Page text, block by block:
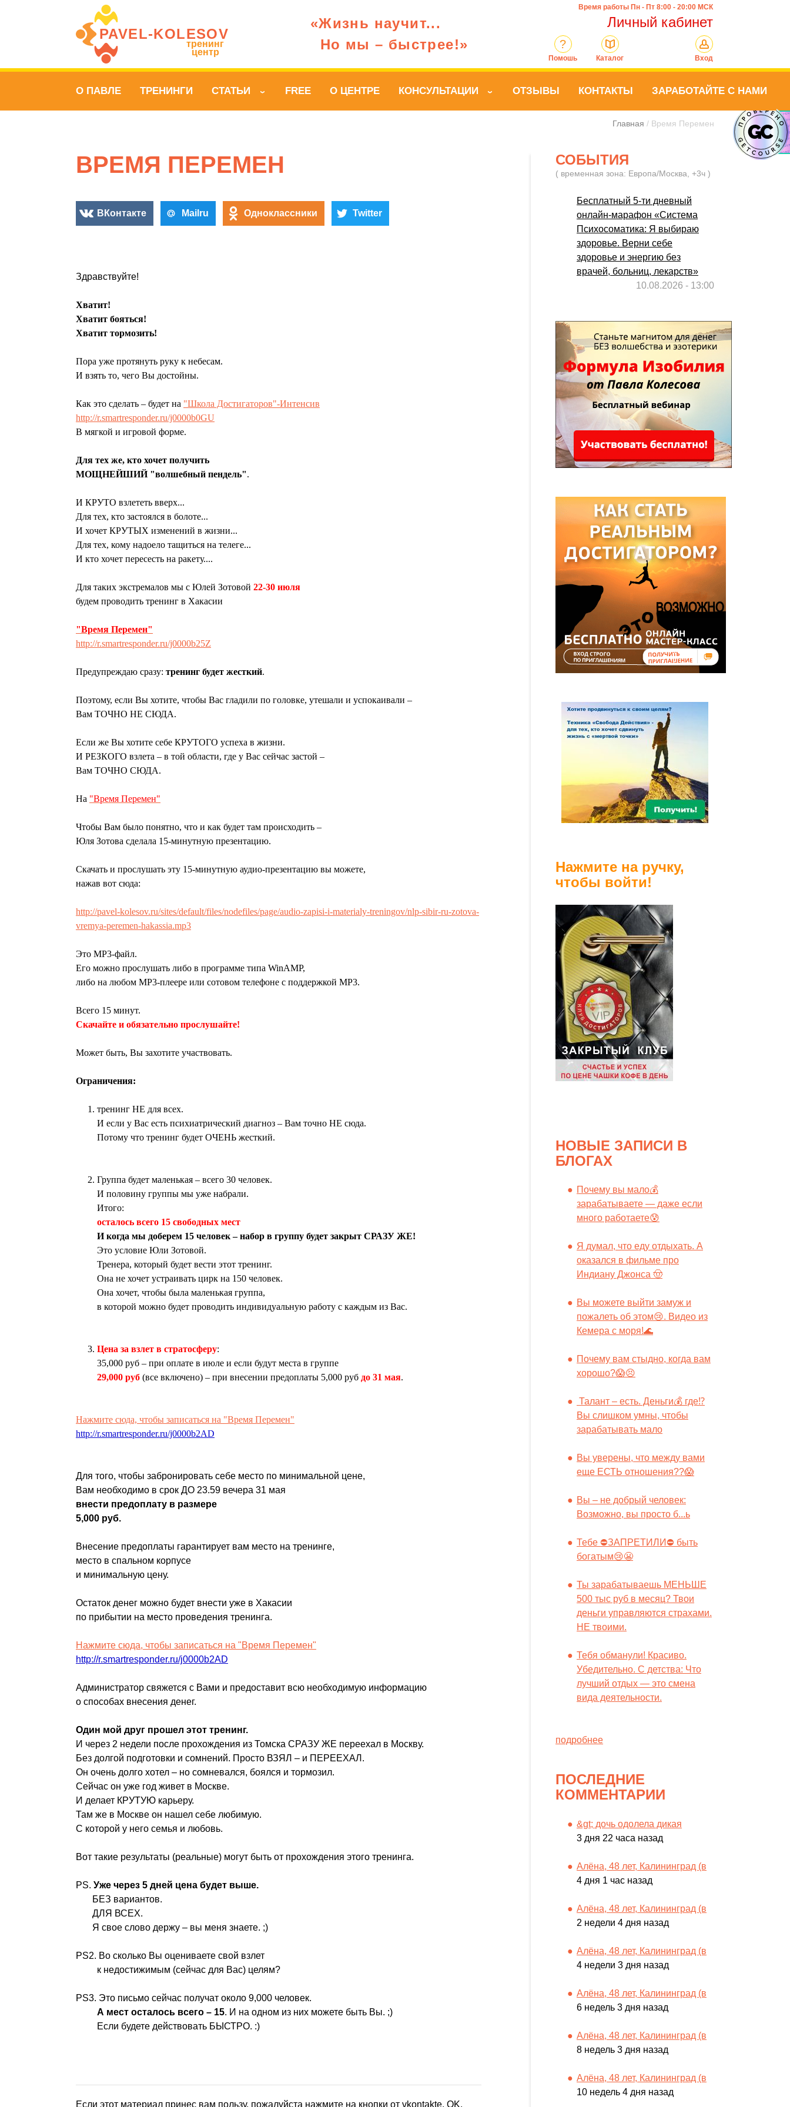
PAVEL‑KOLESOV
тренинг
центр
«Жизнь научит...
Но мы – быстрее!»
Время работы Пн - Пт 8:00 - 20:00 МСК
Личный кабинет
?
Помошь Каталог Вход
О ПАВЛЕ ТРЕНИНГИ СТАТЬИ › FREE О ЦЕНТРЕ КОНСУЛЬТАЦИИ › ОТЗЫВЫ КОНТАКТЫ ЗАРАБОТАЙТЕ С НАМИ
Главная / Время Перемен
ВРЕМЯ ПЕРЕМЕН
ВКонтакте Mailru Одноклассники Twitter
Здравствуйте!
Хватит!
Хватит бояться!
Хватит тормозить!
Пора уже протянуть руку к небесам.
И взять то, чего Вы достойны.
Как это сделать – будет на "Школа Достигаторов"-Интенсив
http://r.smartresponder.ru/j0000b0GU
В мягкой и игровой форме.
Для тех же, кто хочет получить
МОЩНЕЙШИЙ "волшебный пендель".
И КРУТО взлететь вверх...
Для тех, кто застоялся в болоте...
И хочет КРУТЫХ изменений в жизни...
Для тех, кому надоело тащиться на телеге...
И кто хочет пересесть на ракету....
Для таких экстремалов мы с Юлей Зотовой 22-30 июля
будем проводить тренинг в Хакасии
"Время Перемен"
http://r.smartresponder.ru/j0000b25Z
Предупреждаю сразу: тренинг будет жесткий.
Поэтому, если Вы хотите, чтобы Вас гладили по головке, утешали и успокаивали –
Вам ТОЧНО НЕ СЮДА.
Если же Вы хотите себе КРУТОГО успеха в жизни.
И РЕЗКОГО взлета – в той области, где у Вас сейчас застой –
Вам ТОЧНО СЮДА.
На "Время Перемен"
Чтобы Вам было понятно, что и как будет там происходить –
Юля Зотова сделала 15-минутную презентацию.
Скачать и прослушать эту 15-минутную аудио-презентацию вы можете,
нажав вот сюда:
http://pavel-kolesov.ru/sites/default/files/nodefiles/page/audio-zapisi-i-materialy-treningov/nlp-sibir-ru-zotova-
vremya-peremen-hakassia.mp3
Это МР3-файл.
Его можно прослушать либо в программе типа WinAMP,
либо на любом МР3-плеере или сотовом телефоне с поддержкой МР3.
Всего 15 минут.
Скачайте и обязательно прослушайте!
Может быть, Вы захотите участвовать.
Ограничения:
тренинг НЕ для всех.
И если у Вас есть психиатрический диагноз – Вам точно НЕ сюда.
Потому что тренинг будет ОЧЕНЬ жесткий.
Группа будет маленькая – всего 30 человек.
И половину группы мы уже набрали.
Итого:
осталось всего 15 свободных мест
И когда мы доберем 15 человек – набор в группу будет закрыт СРАЗУ ЖЕ!
Это условие Юли Зотовой.
Тренера, который будет вести этот тренинг.
Она не хочет устраивать цирк на 150 человек.
Она хочет, чтобы была маленькая группа,
в которой можно будет проводить индивидуальную работу с каждым из Вас.
Цена за взлет в стратосферу:
35,000 руб – при оплате в июле и если будут места в группе
29,000 руб (все включено) – при внесении предоплаты 5,000 руб до 31 мая.
Нажмите сюда, чтобы записаться на "Время Перемен"
http://r.smartresponder.ru/j0000b2AD
Для того, чтобы забронировать себе место по минимальной цене,
Вам необходимо в срок ДО 23.59 вечера 31 мая
внести предоплату в размере
5,000 руб.
Внесение предоплаты гарантирует вам место на тренинге,
место в спальном корпусе
и минимальную цену.
Остаток денег можно будет внести уже в Хакасии
по прибытии на место проведения тренинга.
Нажмите сюда, чтобы записаться на "Время Перемен"
http://r.smartresponder.ru/j0000b2AD
Администратор свяжется с Вами и предоставит всю необходимую информацию
о способах внесения денег.
Один мой друг прошел этот тренинг.
И через 2 недели после прохождения из Томска СРАЗУ ЖЕ переехал в Москву.
Без долгой подготовки и сомнений. Просто ВЗЯЛ – и ПЕРЕЕХАЛ.
Он очень долго хотел – но сомневался, боялся и тормозил.
Сейчас он уже год живет в Москве.
И делает КРУТУЮ карьеру.
Там же в Москве он нашел себе любимую.
С которой у него семья и любовь.
Вот такие результаты (реальные) могут быть от прохождения этого тренинга.
PS. Уже через 5 дней цена будет выше.
БЕЗ вариантов.
ДЛЯ ВСЕХ.
Я свое слово держу – вы меня знаете. ;)
PS2. Во сколько Вы оцениваете свой взлет
к недостижимым (сейчас для Вас) целям?
PS3. Это письмо сейчас получат около 9,000 человек.
А мест осталось всего – 15. И на одном из них можете быть Вы. ;)
Если будете действовать БЫСТРО. :)
Если этот материал принес вам пользу, пожалуйста нажмите на кнопки от vkontakte, OK,
СОБЫТИЯ
( временная зона: Европа/Москва, +3ч )
Бесплатный 5-ти дневный
онлайн-марафон «Система
Психосоматика: Я выбираю
здоровье. Верни себе
здоровье и энергию без
врачей, больниц, лекарств»
10.08.2026 - 13:00
Нажмите на ручку,
чтобы войти!
НОВЫЕ ЗАПИСИ В
БЛОГАХ
Почему вы мало💰
зарабатываете — даже если
много работаете😰
Я думал, что еду отдыхать. А
оказался в фильме про
Индиану Джонса 🤠
Вы можете выйти замуж и
пожалеть об этом😢. Видео из
Кемера с моря!🌊
Почему вам стыдно, когда вам
хорошо?😱😣
Талант – есть. Деньги💰 где⁉️
Вы слишком умны, чтобы
зарабатывать мало
Вы уверены, что между вами
еще ЕСТЬ отношения??😱
Вы – не добрый человек:
Возможно, вы просто б...ь
Тебе ⛔️ЗАПРЕТИЛИ⛔️ быть
богатым😢😬
Ты зарабатываешь МЕНЬШЕ
500 тыс руб в месяц? Твои
деньги управляются страхами.
НЕ твоими.
Тебя обманули! Красиво.
Убедительно. С детства: Что
лучший отдых — это смена
вида деятельности.
подробнее
ПОСЛЕДНИЕ
КОММЕНТАРИИ
&gt; дочь одолела дикая
3 дня 22 часа назад
Алёна, 48 лет, Калининград (в
4 дня 1 час назад
Алёна, 48 лет, Калининград (в
2 недели 4 дня назад
Алёна, 48 лет, Калининград (в
4 недели 3 дня назад
Алёна, 48 лет, Калининград (в
6 недель 3 дня назад
Алёна, 48 лет, Калининград (в
8 недель 3 дня назад
Алёна, 48 лет, Калининград (в
10 недель 4 дня назад